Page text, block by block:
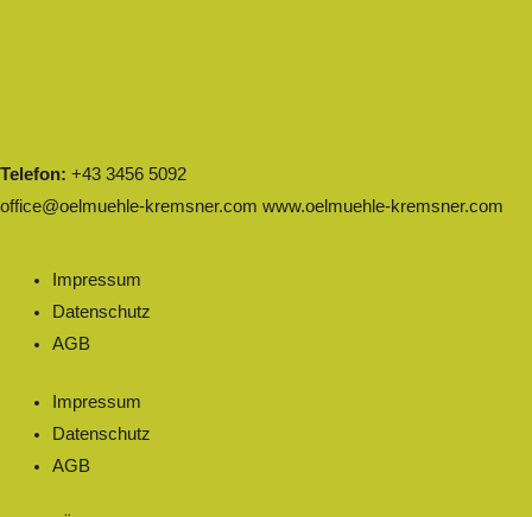
Telefon: +43 3456 5092
office@oelmuehle-kremsner.com www.oelmuehle-kremsner.com
Impressum
Datenschutz
AGB
Impressum
Datenschutz
AGB